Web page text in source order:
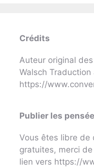
Crédits
Auteur original
Walsch
https://
Publier les
Vous êtes libre de
gratuites, merci
lien vers https://